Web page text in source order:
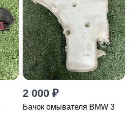
2 000 ₽
Бачок омывателя BMW 3